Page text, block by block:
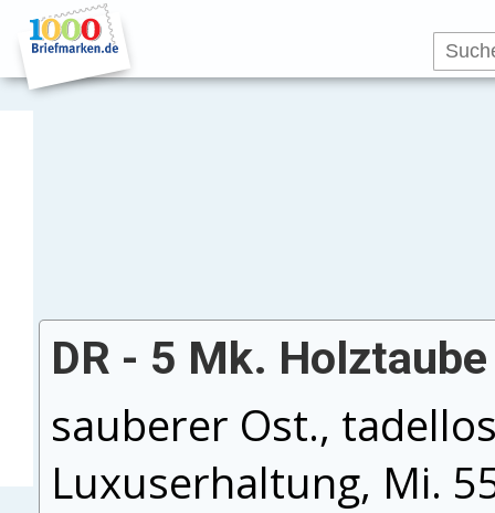
DR - 5 Mk.
sauberer Ost.,
Luxuserhaltung, Mi.